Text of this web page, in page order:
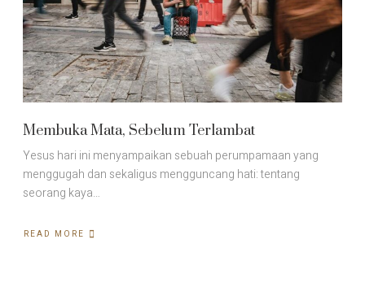
Membuka Mata, Sebelum Terlambat
Yesus hari ini menyampaikan sebuah perumpamaan yang
menggugah dan sekaligus mengguncang hati: tentang
seorang kaya…
READ MORE